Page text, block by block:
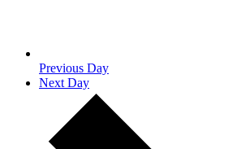
Previous Day
Next Day